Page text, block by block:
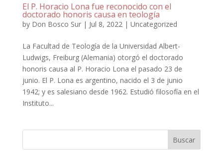
El P. Horacio Lona fue reconocido con el
doctorado honoris causa en teología
by Don Bosco Sur| Jul 8, 2022| Uncategorized
La Facultad de Teología de la Universidad Albert-
Ludwigs, Freiburg (Alemania) otorgó el doctorado
honoris causa al P. Horacio Lona el pasado 23 de
junio. El P. Lona es argentino, nacido el 3 de junio
1942; y es salesiano desde 1962. Estudió filosofía en el
Instituto...